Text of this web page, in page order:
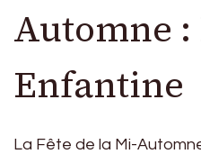
Automne :
Enfantine
La Fête de la Mi-